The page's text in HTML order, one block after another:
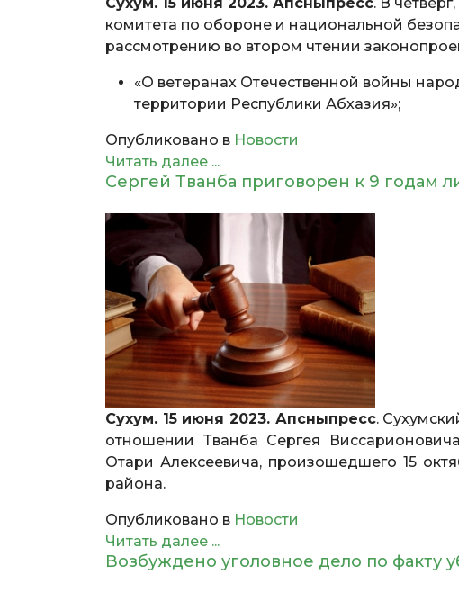
комитета по обороне и национальной
рассмотрению во втором чтении
«О ветеранах Отечественной войны
территории Республики Абхазия»;
Опубликовано в Новости
Читать далее ...
Сергей Тванба приговорен к 9 годам
Сухум. 15 июня 2023. Апсныпресс.
отношении Тванба Сергея
Отари Алексеевича, произошедшего 15
района.
Опубликовано в Новости
Читать далее ...
Возбуждено уголовное дело по факту